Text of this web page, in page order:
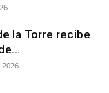
la Torre recibe